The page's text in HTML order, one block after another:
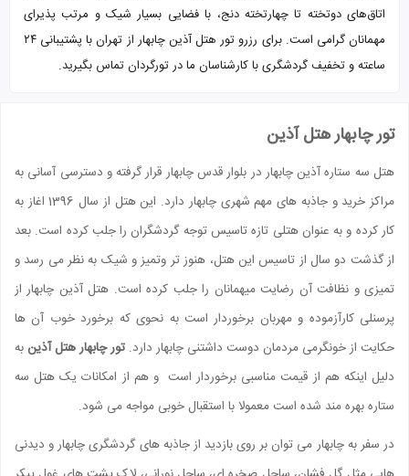
اتاق‌های دوتخته تا چهارتخته دنج، با فضایی بسیار شیک و مرتب پذیرای
مهمانان گرامی است. برای رزرو تور هتل آذین چابهار از تهران با پشتیبانی ۲۴
ساعته و تخفیف گردشگری با کارشناسان ما در تورگردان تماس بگیرید.
تور چابهار هتل آذین
هتل سه ستاره آذین چابهار در بلوار قدس چابهار قرار گرفته و دسترسی آسانی به
مراکز خرید و جاذبه های مهم شهری چابهار دارد. این هتل از سال 1396 اغاز به
کار کرده و به عنوان هتلی تازه تاسیس توجه گردشگران را جلب کرده است. بعد
از گذشت دو سال از تاسیس این هتل، هنوز تر وتمیز و شیک به نظر می رسد و
تمیزی و نظافت آن رضایت میهمانان را جلب کرده است. هتل آذین چابهار از
پرسنلی کارآزموده و مهربان برخوردار است به نحوی که برخورد خوب آن ها
حکایت از خونگرمی مردمان دوست داشتنی چابهار دارد. تور چابهار هتل آذین به
دلیل اینکه هم از قیمت مناسبی برخوردار است و هم از امکانات یک هتل سه
ستاره بهره مند شده است معمولا با استقبال خوبی مواجه می شود.
در سفر به چابهار می توان بر روی بازدید از جاذبه های گردشگری چابهار و دیدنی